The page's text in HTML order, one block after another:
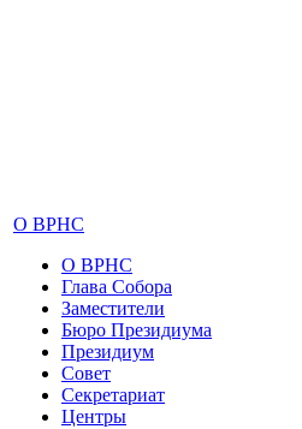
О ВРНС
О ВРНС
Глава Собора
Заместители
Бюро Президиума
Президиум
Совет
Секретариат
Центры